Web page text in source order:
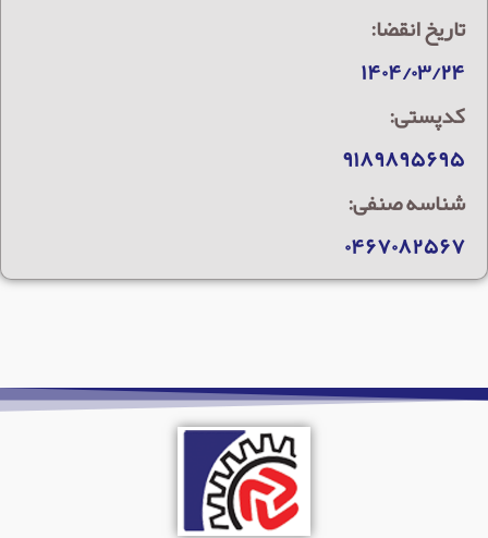
تاریخ انقضا:
۱۴۰۴/۰۳/۲۴
کدپستی:
۹۱۸۹۸۹۵۶۹۵
شناسه صنفی:
۰۴۶۷۰۸۲۵۶۷